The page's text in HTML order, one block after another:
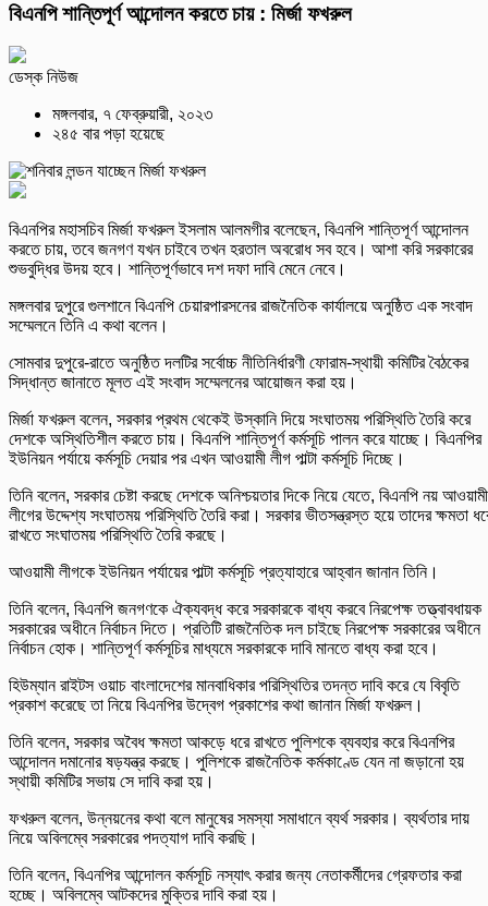
বিএনপি শান্তিপূর্ণ আন্দোলন করতে চায় : মির্জা ফখরুল
ডেস্ক নিউজ
মঙ্গলবার, ৭ ফেব্রুয়ারী, ২০২৩
২৪৫ বার পড়া হয়েছে
বিএনপির মহাসচিব মির্জা ফখরুল ইসলাম আলমগীর বলেছেন, বিএনপি শান্তিপূর্ণ আন্দোলন
করতে চায়, তবে জনগণ যখন চাইবে তখন হরতাল অবরোধ সব হবে। আশা করি সরকারের
শুভবুদ্ধির উদয় হবে। শান্তিপূর্ণভাবে দশ দফা দাবি মেনে নেবে।
মঙ্গলবার দুপুরে গুলশানে বিএনপি চেয়ারপারসনের রাজনৈতিক কার্যালয়ে অনুষ্ঠিত এক সংবাদ
সম্মেলনে তিনি এ কথা বলেন।
সোমবার দুপুরে-রাতে অনুষ্ঠিত দলটির সর্বোচ্চ নীতিনির্ধারণী ফোরাম-স্থায়ী কমিটির বৈঠকের
সিদ্ধান্ত জানাতে মূলত এই সংবাদ সম্মেলনের আয়োজন করা হয়।
মির্জা ফখরুল বলেন, সরকার প্রথম থেকেই উস্কানি দিয়ে সংঘাতময় পরিস্থিতি তৈরি করে
দেশকে অস্থিতিশীল করতে চায়। বিএনপি শান্তিপূর্ণ কর্মসূচি পালন করে যাচ্ছে। বিএনপির
ইউনিয়ন পর্যায়ে কর্মসূচি দেয়ার পর এখন আওয়ামী লীগ পাল্টা কর্মসূচি দিচ্ছে।
তিনি বলেন, সরকার চেষ্টা করছে দেশকে অনিশ্চয়তার দিকে নিয়ে যেতে, বিএনপি নয় আওয়ামী
লীগের উদ্দেশ্য সংঘাতময় পরিস্থিতি তৈরি করা। সরকার ভীতসন্ত্রস্ত হয়ে তাদের ক্ষমতা
রাখতে সংঘাতময় পরিস্থিতি তৈরি করছে।
আওয়ামী লীগকে ইউনিয়ন পর্যায়ের পাল্টা কর্মসূচি প্রত্যাহারে আহ্বান জানান তিনি।
তিনি বলেন, বিএনপি জনগণকে ঐক্যবদ্ধ করে সরকারকে বাধ্য করবে নিরপেক্ষ তত্ত্বাবধায়ক
সরকারের অধীনে নির্বাচন দিতে। প্রতিটি রাজনৈতিক দল চাইছে নিরপেক্ষ সরকারের অধীনে
নির্বাচন হোক। শান্তিপূর্ণ কর্মসূচির মাধ্যমে সরকারকে দাবি মানতে বাধ্য করা হবে।
হিউম্যান রাইটস ওয়াচ বাংলাদেশের মানবাধিকার পরিস্থিতির তদন্ত দাবি করে যে বিবৃতি
প্রকাশ করেছে তা নিয়ে বিএনপির উদ্বেগ প্রকাশের কথা জানান মির্জা ফখরুল।
তিনি বলেন, সরকার অবৈধ ক্ষমতা আকড়ে ধরে রাখতে পুলিশকে ব্যবহার করে বিএনপির
আন্দোলন দমানোর ষড়যন্ত্র করছে। পুলিশকে রাজনৈতিক কর্মকাণ্ডে যেন না জড়ানো হয়
স্থায়ী কমিটির সভায় সে দাবি করা হয়।
ফখরুল বলেন, উন্নয়নের কথা বলে মানুষের সমস্যা সমাধানে ব্যর্থ সরকার। ব্যর্থতার দায়
নিয়ে অবিলম্বে সরকারের পদত্যাগ দাবি করছি।
তিনি বলেন, বিএনপির আন্দোলন কর্মসূচি নস্যাৎ করার জন্য নেতাকর্মীদের গ্রেফতার করা
হচ্ছে। অবিলম্বে আটকদের মুক্তির দাবি করা হয়।